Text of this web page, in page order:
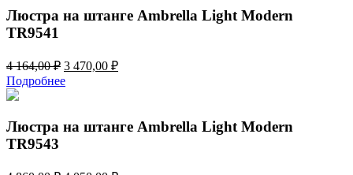
Люстра на штанге Ambrella Light Modern
TR9541
4 164,00₽ Первоначальная
цена
составляла
164,00 ₽.
3 470,00 ₽Текущая
Подробнее
Люстра на штанге Ambrella Light Modern
TR9543